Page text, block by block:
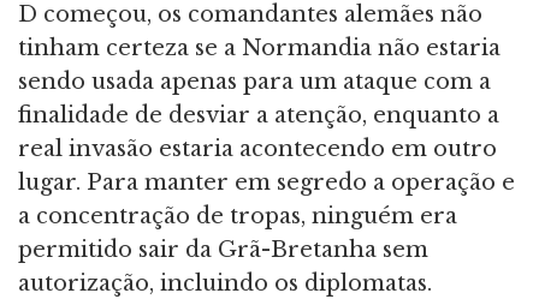
D começou, os comandantes alemães não
tinham certeza se a Normandia não estaria
sendo usada apenas para um ataque com a
finalidade de desviar a atenção, enquanto a
real invasão estaria acontecendo em outro
lugar. Para manter em segredo a operação e
a concentração de tropas, ninguém era
permitido sair da Grã-Bretanha sem
autorização, incluindo os diplomatas.